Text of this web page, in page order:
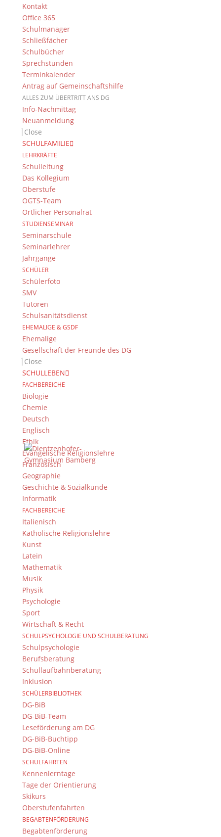
Kontakt
Office 365
Schulmanager
Schließfächer
Schulbücher
Sprechstunden
Terminkalender
Antrag auf Gemeinschaftshilfe
ALLES ZUM ÜBERTRITT ANS DG
Info-Nachmittag
Neuanmeldung
Close
SCHULFAMILIE
LEHRKRÄFTE
Schulleitung
Das Kollegium
Oberstufe
OGTS-Team
Örtlicher Personalrat
STUDIENSEMINAR
Seminarschule
Seminarlehrer
Jahrgänge
SCHÜLER
Schülerfoto
SMV
Tutoren
Schulsanitätsdienst
EHEMALIGE & GSDF
Ehemalige
Gesellschaft der Freunde des DG
Close
SCHULLEBEN
FACHBEREICHE
Biologie
Chemie
Deutsch
Englisch
Ethik
Evangelische Religionslehre
Französisch
Geographie
Geschichte & Sozialkunde
Informatik
FACHBEREICHE
Italienisch
Katholische Religionslehre
Kunst
Latein
Mathematik
Musik
Physik
Psychologie
Sport
Wirtschaft & Recht
SCHULPSYCHOLOGIE UND SCHULBERATUNG
Schulpsychologie
Berufsberatung
Schullaufbahnberatung
Inklusion
SCHÜLERBIBLIOTHEK
DG-BiB
DG-BiB-Team
Leseförderung am DG
DG-BiB-Buchtipp
DG-BiB-Online
SCHULFAHRTEN
Kennenlerntage
Tage der Orientierung
Skikurs
Oberstufenfahrten
BEGABTENFÖRDERUNG
Begabtenförderung
Suche
Newsarchiv
Newsarchiv
Das DG
Dientzenhofer-Gymnasium Bamberg
Feldkirchenstr. 20-22
96052 Bamberg
Tel.: +49 (0) 951 93 23 90
Fax.: +49 (0) 951 93 23 92 0
E-Mail:dg@stadt.bamberg.de
Kontakt & Ansprechpartner
Senden Sie uns Ihre Nachricht.
Impressum & Datenschutz
Impressum
Datenschutzerklärung
Kontakt
© 2015-2022, Dientzenhofer-Gymnasium Bamberg
Immer Aktuell
Bleiben Sie immer auf dem neusten Stand und
folgen Sie uns auf Twitter
Folgen Sie dem
Kontakt Webteam
Kontaktieren Sie das Webteam
© 2015-2017 Dientzenhofer-Gymnasium Bamberg -